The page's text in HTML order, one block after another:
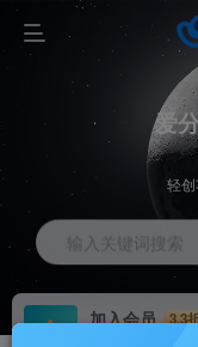
爱
轻
输入关键词搜索
加入会员
3.3